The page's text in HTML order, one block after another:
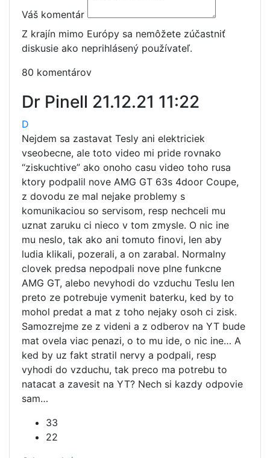
Váš komentár
Z krajín mimo Európy sa nemôžete zúčastniť
diskusie ako neprihlásený používateľ.
80 komentárov
Dr Pinell 21.12.21 11:22
D
Nejdem sa zastavat Tesly ani elektriciek
vseobecne, ale toto video mi pride rovnako
“ziskuchtive” ako onoho casu video toho rusa
ktory podpalil nove AMG GT 63s 4door Coupe,
z dovodu ze mal nejake problemy s
komunikaciou so servisom, resp nechceli mu
uznat zaruku ci nieco v tom zmysle. O nic ine
mu neslo, tak ako ani tomuto finovi, len aby
ludia klikali, pozerali, a on zarabal. Normalny
clovek predsa nepodpali nove plne funkcne
AMG GT, alebo nevyhodi do vzduchu Teslu len
preto ze potrebuje vymenit baterku, ked by to
mohol predat a mat z toho nejaky osoh ci zisk.
Samozrejme ze z videni a z odberov na YT bude
mat ovela viac penazi, o to mu ide, o nic ine… A
ked by uz fakt stratil nervy a podpali, resp
vyhodi do vzduchu, tak preco ma potrebu to
natacat a zavesit na YT? Nech si kazdy odpovie
sam…
33
22